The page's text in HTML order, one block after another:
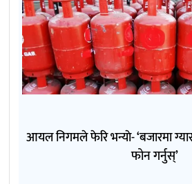
आयल निगमले फेरि भन्याे- ‘बजारमा
फोन गर्नुस्’